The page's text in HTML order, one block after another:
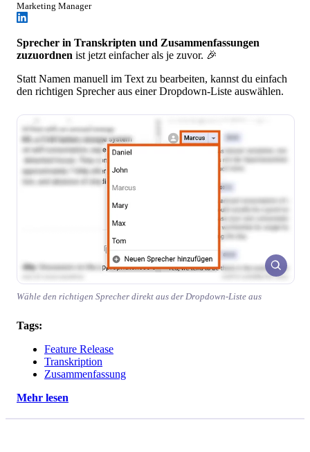
Marketing Manager
Sprecher in Transkripten und Zusammenfassungen
zuzuordnen ist jetzt einfacher als je zuvor. 🎉
Statt Namen manuell im Text zu bearbeiten, kannst du einfach
den richtigen Sprecher aus einer Dropdown-Liste auswählen.
Wähle den richtigen Sprecher direkt aus der Dropdown-Liste aus
Tags:
Feature Release
Transkription
Zusammenfassung
Mehr lesen